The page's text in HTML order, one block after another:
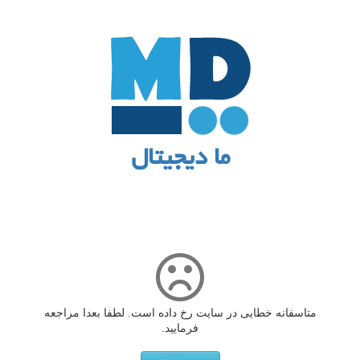
ما دیجیتال
متاسفانه خطایی در سایت رخ داده است. لطفا بعدا مراجعه
فرمایید.